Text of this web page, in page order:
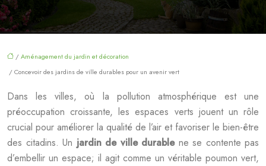
/Aménagement du jardin et décoration
/ Concevoir des jardins de ville durables pour un avenir vert
Dans les villes, où la pollution atmosphérique est une
préoccupation croissante, les espaces verts jouent un rôle
crucial pour améliorer la qualité de l’air et favoriser le bien-être
des citadins. Un jardin de ville durable ne se contente pas
d’embellir un espace; il agit comme un véritable poumon vert,